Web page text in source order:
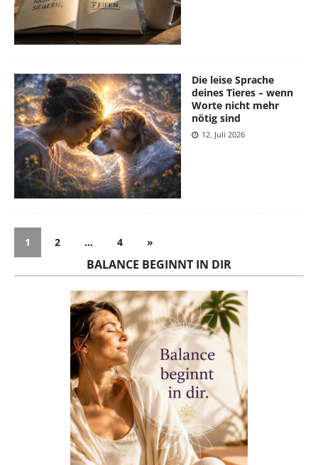
Die leise Sprache
deines Tieres – wenn
Worte nicht mehr
nötig sind
12. Juli 2026
1 2 … 4 »
BALANCE BEGINNT IN DIR